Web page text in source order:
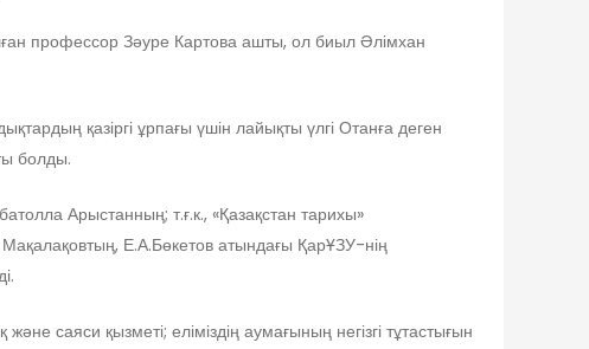
профессор Зәуре Картова ашты, ол биыл Әлімхан
қазіргі ұрпағы үшін лайықты үлгі Отанға деген
болды.
Арыстанның; т.ғ.к., «Қазақстан тарихы»
Е.А.Бөкетов атындағы ҚарҰЗУ-нің
саяси қызметі; еліміздің аумағының негізгі тұтастығын